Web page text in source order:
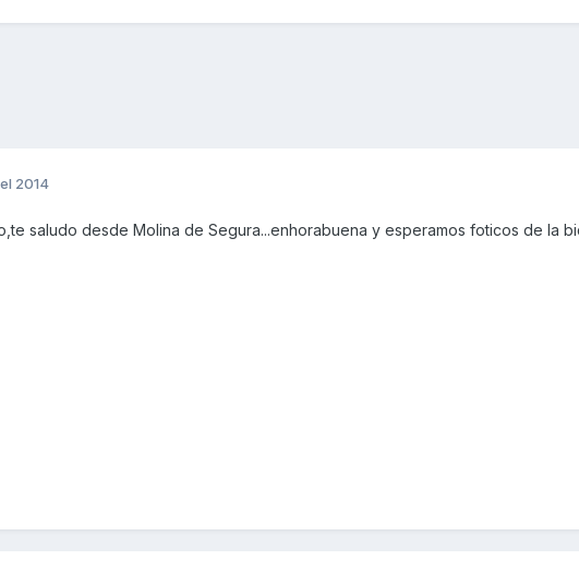
2014
saludo desde Molina de Segura...enhorabuena y esperamos foticos de la